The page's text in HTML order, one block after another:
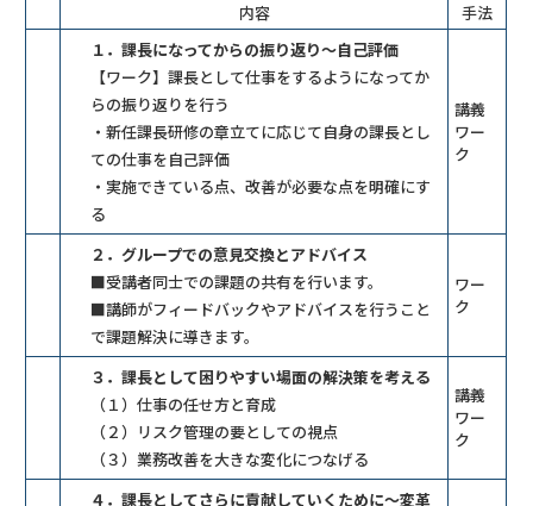
内容
手法
１．課長になってからの振り返り～自己評価
【ワーク】課長として仕事をするようになってか
らの振り返りを行う
・新任課長研修の章立てに応じて自身の課長とし
ての仕事を自己評価
・実施できている点、改善が必要な点を明確にす
る
講義
ワー
ク
２．グループでの意見交換とアドバイス
■受講者同士での課題の共有を行います。
■講師がフィードバックやアドバイスを行うこと
で課題解決に導きます。
ワー
ク
３．課長として困りやすい場面の解決策を考える
（１）仕事の任せ方と育成
（２）リスク管理の要としての視点
（３）業務改善を大きな変化につなげる
講義
ワー
ク
４．課長としてさらに貢献していくために～変革